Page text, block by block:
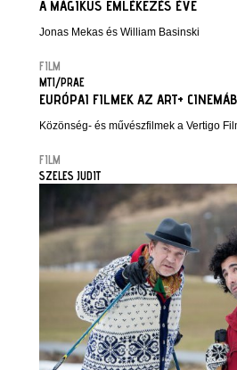
A MÁGIKUS EMLÉKEZÉS ÉVE
Jonas Mekas és William Basinski
FILM
MTI/PRAE
EURÓPAI FILMEK AZ ART+
Közönség- és művészfilmek a Vertigo
FILM
SZELES JUDIT